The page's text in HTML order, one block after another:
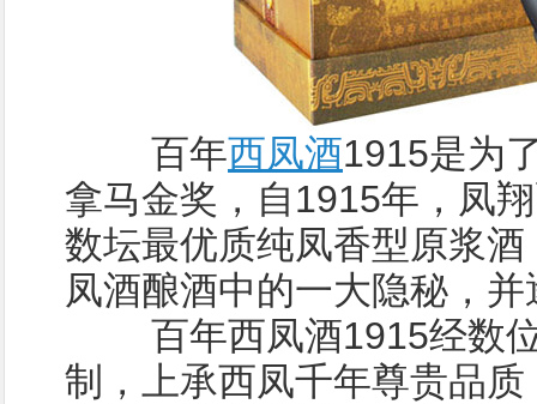
百年西凤酒1915是为
拿马金奖，自1915年，凤
数坛最优质纯凤香型原浆
凤酒酿酒中的一大隐秘，
百年西凤酒1915经数位
制，上承西凤千年尊贵品